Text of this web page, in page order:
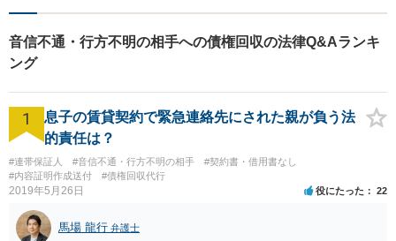
顧問契約まで幅広い分野に対
音信不通・行方不明の相手への債権回収の法律Q&Aランキ
ング
1
息子の賃貸契約で緊急連絡先にされた親が負う法
的責任は？
#連帯保証人 #音信不通・行方不明の相手
#契約書・借用書なし
#内容証明作成送付
#債権回収代行
2019年5月26日 役にたった 22
馬場 龍行 弁護士